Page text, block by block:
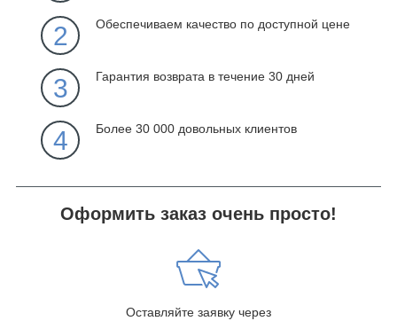
2 Обеспечиваем качество по доступной цене
3 Гарантия возврата в течение 30 дней
4 Более 30 000 довольных клиентов
Оформить заказ очень просто!
Оставляйте заявку через